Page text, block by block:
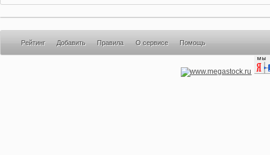
Рейтинг Добавить Правила О сервисе Помощь